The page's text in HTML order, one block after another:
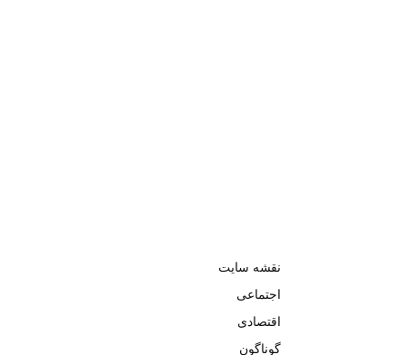
نقشه سایت
اجتماعی
اقتصادی
گوناگون